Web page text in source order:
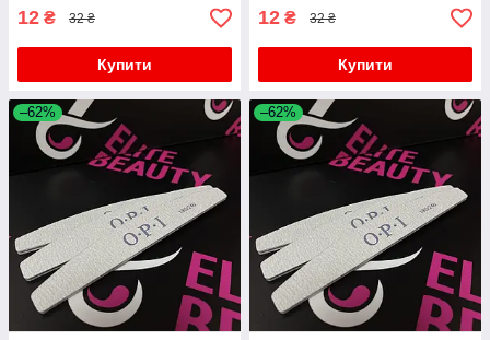
12 ₴ 32 ₴
Купити
12 ₴ 32 ₴
Купити
–62% –62%